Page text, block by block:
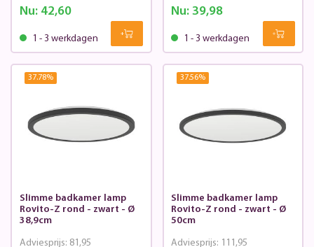
Nu:42,60
1 - 3 werkdagen
Nu: 39,98
1 - 3 werkdagen
37.78%
Slimme badkamer lamp
Rovito-Z rond - zwart - Ø
38,9cm
Adviesprijs: 81,95
37.56%
Slimme badkamer lamp
Rovito-Z rond - zwart - Ø
50cm
Adviesprijs: 111,95